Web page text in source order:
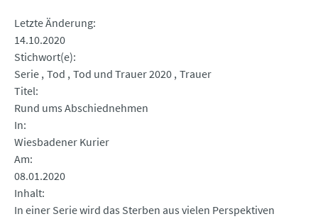
Letzte Änderung
14.10.2020
Stichwort(e)
Serie Tod Tod und Trauer 2020 Trauer
Titel
Rund ums Abschiednehmen
In
Wiesbadener Kurier
Am
08.01.2020
Inhalt
In einer Serie wird das Sterben aus vielen Perspektiven